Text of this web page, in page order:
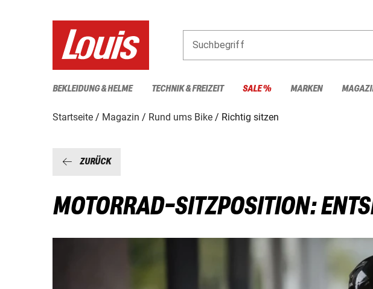
Suchbegriff
BEKLEIDUNG & HELME TECHNIK & FREIZEIT SALE % MARKEN
Startseite Magazin Rund ums Bike Richtig sitzen
ZURÜCK
MOTORRAD-SITZPOSITION: